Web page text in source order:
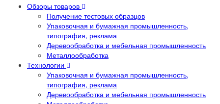
Обзоры товаров
Получение тестовых образцов
Упаковочная и бумажная промышленность,
типография, реклама
Деревообработка и мебельная промышленность
Металлообработка
Технологии
Упаковочная и бумажная промышленность,
типография, реклама
Деревообработка и мебельная промышленность